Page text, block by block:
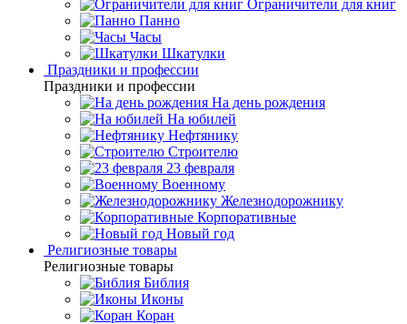
Ограничители для книг
Панно
Часы
Шкатулки
Праздники и профессии
Праздники и профессии
На день рождения
На юбилей
Нефтянику
Строителю
23 февраля
Военному
Железнодорожнику
Корпоративные
Новый год
Религиозные товары
Религиозные товары
Библия
Иконы
Коран